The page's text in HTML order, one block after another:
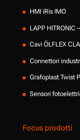
HMI iRis IMO
LAPP HITRONIC
Cavi ÖLFLEX
Connettori
Grafoplast Twist
Sensori
Focus prodotti